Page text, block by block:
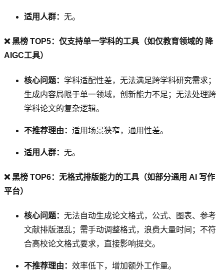
适用人群： 无。
❌ 黑榜 TOP5：仅支持单一学科的工具（如仅教育领域的 降
AIGC工具）
核心问题： 学科适配性差，无法满足跨学科研究需求；
生成内容局限于单一领域，创新能力不足；无法处理跨
学科论文的复杂逻辑。
不推荐理由： 适用场景狭窄，通用性差。
适用人群： 无。
❌ 黑榜 TOP6：无格式排版能力的工具（如部分通用 AI 写作
平台）
核心问题： 无法自动生成论文格式，公式、图表、参考
文献排版混乱；需手动调整格式，浪费大量时间；不符
合高校论文格式要求，直接影响提交。
不推荐理由： 效率低下，增加额外工作量。